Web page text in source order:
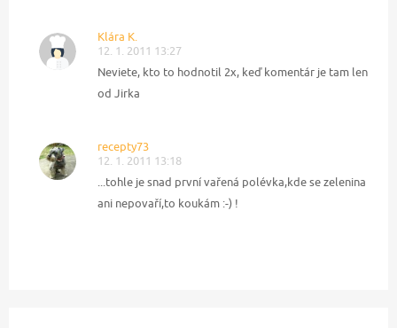
Klára K.
12. 1. 2011 13:27
Neviete, kto to hodnotil 2x, keď komentár je tam len
od Jirka
recepty73
12. 1. 2011 13:18
...tohle je snad první vařená polévka,kde se zelenina
ani nepovaří,to koukám :-) !